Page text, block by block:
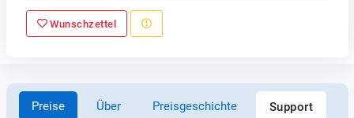
Wunschzettel
Preise Über Preisgeschichte Support